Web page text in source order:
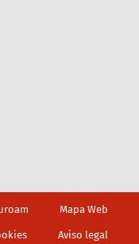
Mapa Web
Aviso legal